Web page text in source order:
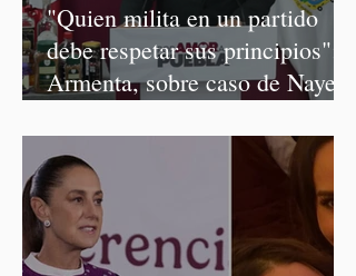
"Quien milita en un partido
debe respetar sus principios":
Armenta, sobre caso de Nayeli